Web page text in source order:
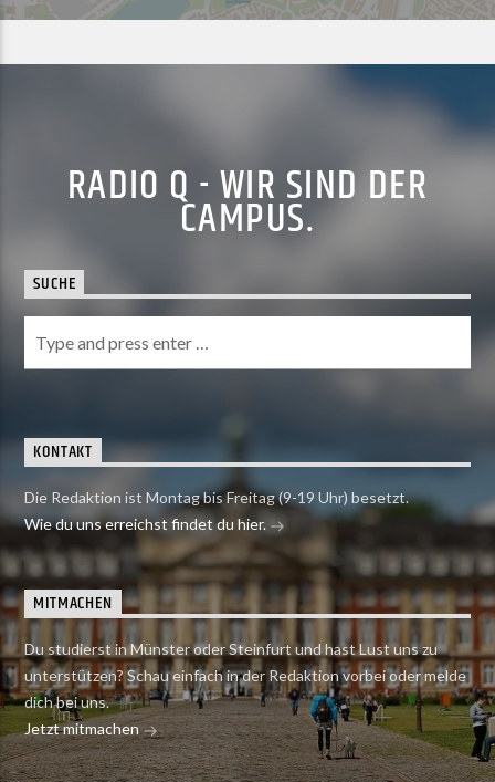
RADIO Q - WIR SIND DER
CAMPUS.
SUCHE
KONTAKT
Die Redaktion ist Montag bis Freitag (9-19 Uhr) besetzt.
Wie du uns erreichst findet du hier.
MITMACHEN
Du studierst in Münster oder Steinfurt und hast Lust uns zu
unterstützen? Schau einfach in der Redaktion vorbei oder melde
dich bei uns.
Jetzt mitmachen